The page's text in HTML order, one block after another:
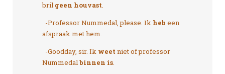
bril geen houvast.
-Professor Nummedal, please. Ik heb een
afspraak met hem.
-Goodday, sir. Ik weet niet of professor
Nummedalbinnen is.